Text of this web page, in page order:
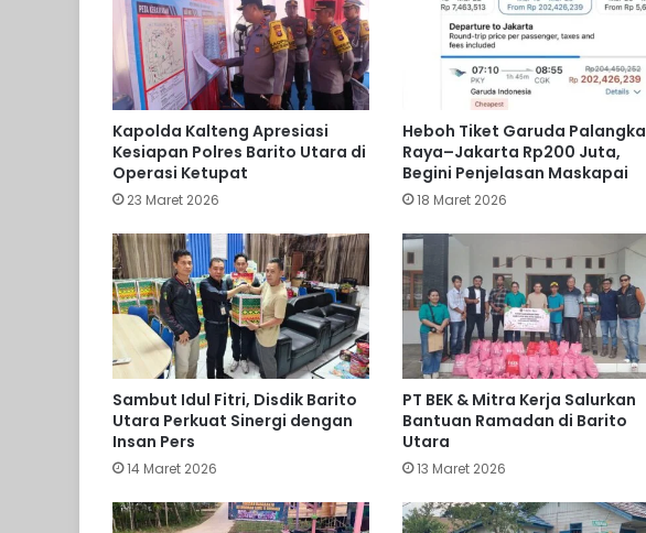
Kapolda Kalteng Apresiasi
Kesiapan Polres Barito Utara di
Operasi Ketupat
23 Maret 2026
Heboh Tiket Garuda Palangka
Raya–Jakarta Rp200 Juta,
Begini Penjelasan Maskapai
18 Maret 2026
Sambut Idul Fitri, Disdik Barito
Utara Perkuat Sinergi dengan
Insan Pers
14 Maret 2026
PT BEK & Mitra Kerja Salurkan
Bantuan Ramadan di Barito
Utara
13 Maret 2026